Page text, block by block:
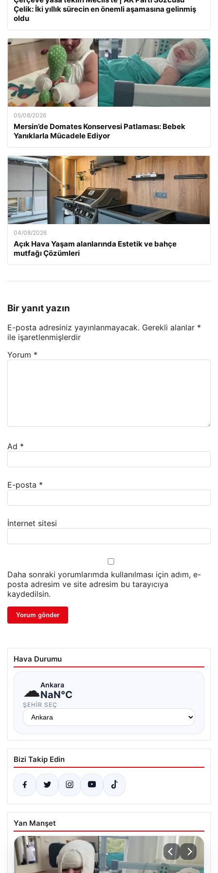
Çelik: İki yıllık sürecin en önemli aşamasına gelinmiş
oldu
05/08/2026
Mersin’de Domates Konservesi Patlaması: Bebek
Yanıklarla Mücadele Ediyor
04/08/2026
Açık Hava Yaşam alanlarında Estetik ve bahçe
mutfağı Çözümleri
Bir yanıt yazın
E-posta adresiniz yayınlanmayacak. Gerekli alanlar *
ile işaretlenmişlerdir
Yorum *
Ad *
E-posta *
İnternet sitesi
Daha sonraki yorumlarımda kullanılması için adım, e-
posta adresim ve site adresim bu tarayıcıya
kaydedilsin.
Hava Durumu
☁Ankara
NaN°C
ŞEHIR SEÇ
Bizi Takip Edin
Yan Manşet